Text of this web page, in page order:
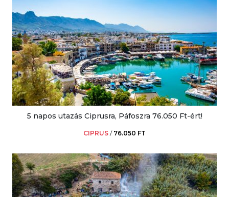
5 napos utazás Ciprusra, Páfoszra 76.050 Ft-ért!
CIPRUS / 76.050 FT